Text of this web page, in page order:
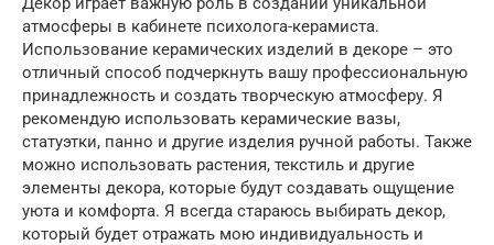
атмосферы в кабинете психолога-керамиста.
Использование керамических изделий в декоре – это
отличный способ подчеркнуть вашу профессиональную
принадлежность и создать творческую атмосферу. Я
рекомендую использовать керамические вазы,
статуэтки, панно и другие изделия ручной работы. Также
можно использовать растения, текстиль и другие
элементы декора, которые будут создавать ощущение
уюта и комфорта. Я всегда стараюсь выбирать декор,
который будет отражать мою индивидуальность и